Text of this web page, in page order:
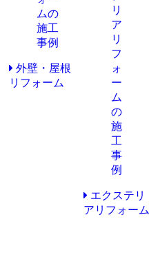
外壁・屋根
リフォーム
エクステリ
アリフォーム